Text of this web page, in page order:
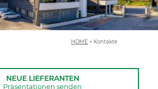
HOME » Kontakte
NEUE LIEFERANTEN
Präsentationen senden